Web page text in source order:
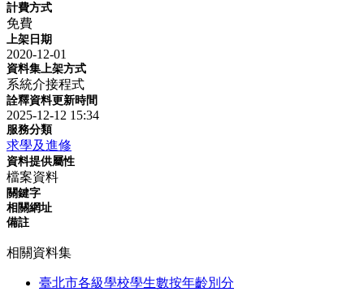
計費方式
免費
上架日期
2020-12-01
資料集上架方式
系統介接程式
詮釋資料更新時間
2025-12-12 15:34
服務分類
求學及進修
資料提供屬性
檔案資料
關鍵字
相關網址
備註
相關資料集
臺北市各級學校學生數按年齡別分